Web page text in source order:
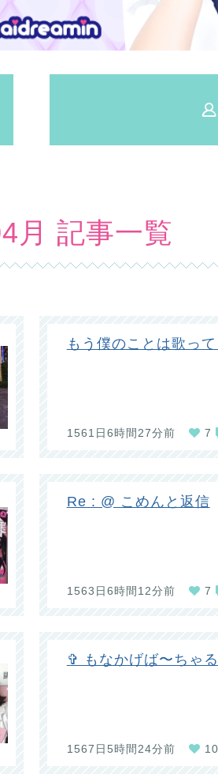
月 記事一覧
もう僕のことは歌っ
1561日6時間27分前 7
Re : @ こめんと返信
1563日6時間12分前 7
✞ もなかげば〜ちゃ
1567日5時間24分前 10